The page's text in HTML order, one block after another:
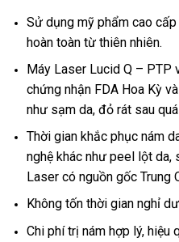
Sử dụng mỹ phẩm cao
hoàn toàn từ thiên nhiên.
Máy Laser Lucid Q – PTP
chứng nhận FDA Hoa Kỳ
như sạm da, đỏ rát sau
Thời gian khắc phục nám
nghệ khác như peel lột da,
Laser có nguồn gốc Trung
Không tốn thời gian nghỉ
Chi phí trị nám hợp lý, hiệu